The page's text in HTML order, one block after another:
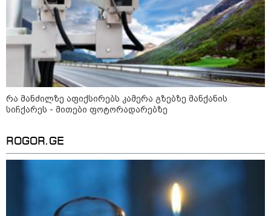
მსოფლიო
რა მანძილზე აფიქსირებს კამერა გზებზე მანქანის
სიჩქარეს - მითები ფოტორადარებზე
ROGOR.GE